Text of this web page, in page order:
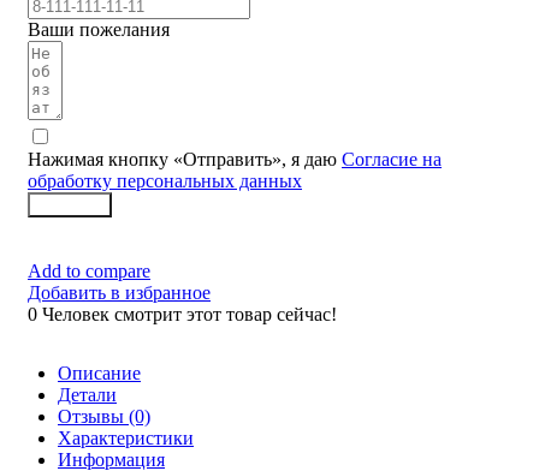
Ваши пожелания
Нажимая кнопку «Отправить», я даю Согласие на
обработку персональных данных
Add to compare
Добавить в избранное
0 Человек смотрит этот товар сейчас!
Описание
Детали
Отзывы (0)
Характеристики
Информация